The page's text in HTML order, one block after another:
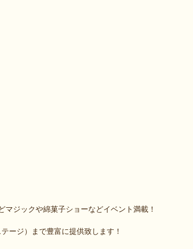
ジックや綿菓子ショーなどイベント満載！
ージ）まで豊富に提供致します！